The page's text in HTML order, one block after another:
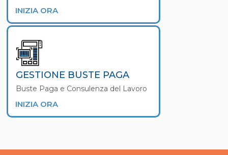
INIZIA ORA
GESTIONE BUSTE PAGA
Buste Paga e Consulenza del Lavoro
INIZIA ORA